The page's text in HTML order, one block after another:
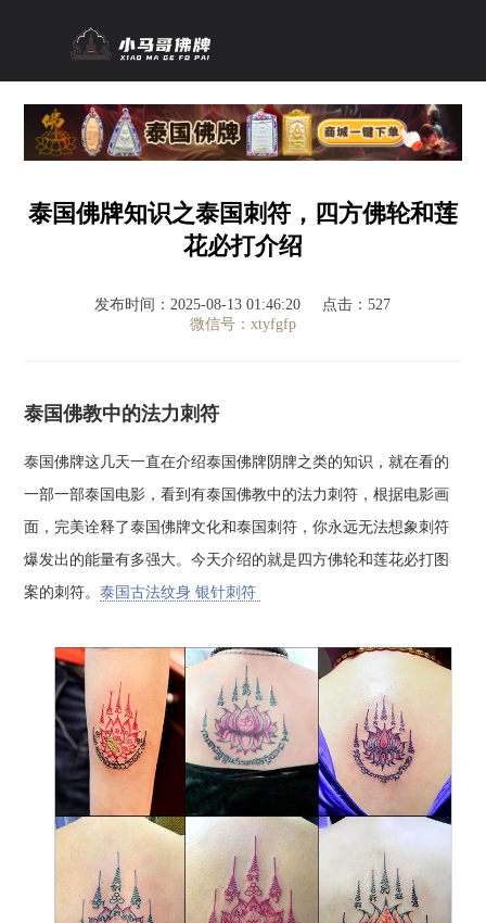
泰国佛牌知识之泰国刺符，四方佛轮和莲
花必打介绍
发布时间：2025-08-13 01:46:20
点击：527
微信号：xtyfgfp
泰国佛教中的法力刺符
泰国佛牌这几天一直在介绍泰国佛牌阴牌之类的知识，就在看的
一部一部泰国电影，看到有泰国佛教中的法力刺符，根据电影画
面，完美诠释了泰国佛牌文化和泰国刺符，你永远无法想象刺符
爆发出的能量有多强大。今天介绍的就是四方佛轮和莲花必打图
案的刺符。泰国古法纹身 银针刺符